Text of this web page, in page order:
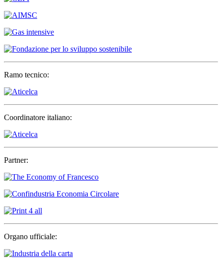
Ramo tecnico:
Coordinatore italiano:
Partner:
Organo ufficiale: